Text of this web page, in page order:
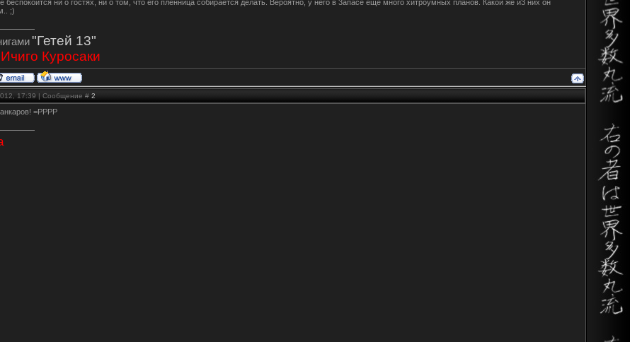
беспокоится ни о гостях, ни о том, что его пленница собирается делать. Вероятно, у него в 3апасе еще много хитроумных планов. Какой же и3 них он
;)
"Гетей 13"
Ичиго Куросаки
17:39 | Сообщение # 2
=РРРР